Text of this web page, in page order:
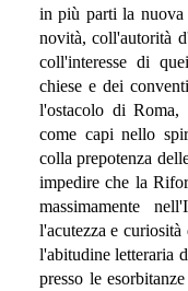
in più parti la nuova
novità, coll'autorità
coll'interesse di
chiese e dei
l'ostacolo di
come capi nello
colla prepotenza
impedire che la
massimamente
l'acutezza e
l'abitudine letteraria
presso le